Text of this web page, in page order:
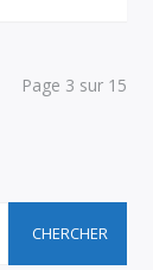
Page 3 sur 15